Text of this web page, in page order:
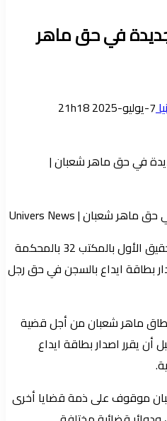
في حق ماهر
7-يوليو-2025 21h18
قرر قاضي التحقيق الأول بالمكتب 32 بالمحكمة
بطاقة ايداع بالسجن في حق رجل
ماهر شعبان من أجل قضية
يقرر اصدار بطاقة ايداع
موقوف على ذمة قضايا أخرى